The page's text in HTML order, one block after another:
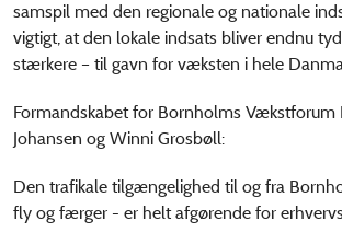
samspil med den regionale og nationale
vigtigt, at den lokale indsats bliver endnu
stærkere – til gavn for væksten i hele
Formandskabet for Bornholms Vækstforum
Johansen og Winni Grosbøll:
Den trafikale tilgængelighed til og fra
fly og færger - er helt afgørende for